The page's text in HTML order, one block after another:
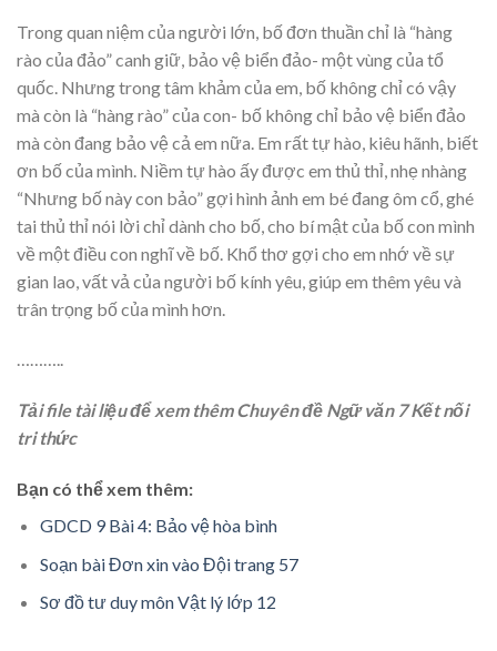
Trong quan niệm của người lớn, bố đơn thuần chỉ là “hàng
rào của đảo” canh giữ, bảo vệ biển đảo- một vùng của tổ
quốc. Nhưng trong tâm khảm của em, bố không chỉ có vậy
mà còn là “hàng rào” của con- bố không chỉ bảo vệ biển đảo
mà còn đang bảo vệ cả em nữa. Em rất tự hào, kiêu hãnh, biết
ơn bố của mình. Niềm tự hào ấy được em thủ thỉ, nhẹ nhàng
“Nhưng bố này con bảo” gợi hình ảnh em bé đang ôm cổ, ghé
tai thủ thỉ nói lời chỉ dành cho bố, cho bí mật của bố con mình
về một điều con nghĩ về bố. Khổ thơ gợi cho em nhớ về sự
gian lao, vất vả của người bố kính yêu, giúp em thêm yêu và
trân trọng bố của mình hơn.
………..
Tải file tài liệu để xem thêm Chuyên đề Ngữ văn 7 Kết nối
tri thức
Bạn có thể xem thêm:
GDCD 9 Bài 4: Bảo vệ hòa bình
Soạn bài Đơn xin vào Đội trang 57
Sơ đồ tư duy môn Vật lý lớp 12